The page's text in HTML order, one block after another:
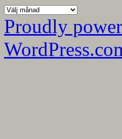
Alla
mina
bloggmånader
Proudly